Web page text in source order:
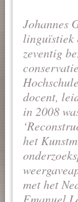
Johannes
linguïstiek
zeventig
docent,
in 2008
het
met het
Emanuel